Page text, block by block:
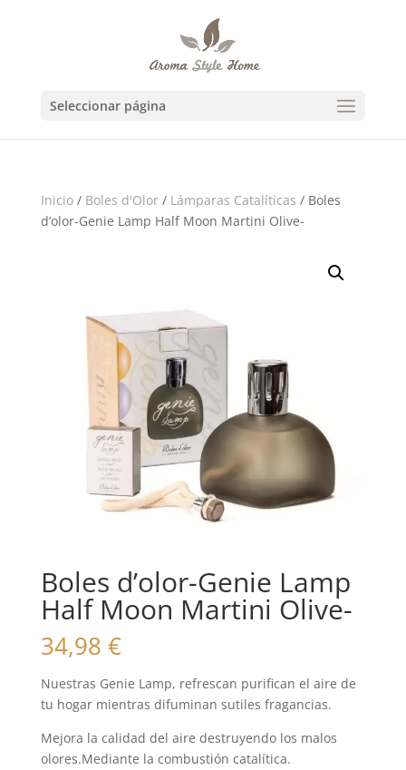
Seleccionar página
Inicio/ Boles d'Olor/ Lámparas Catalíticas / Boles
d’olor-Genie Lamp Half Moon Martini Olive-
Boles d’olor-Genie Lamp
Half Moon Martini Olive-
34,98 €
Nuestras Genie Lamp, refrescan purifican el aire de
tu hogar mientras difuminan sutiles fragancias.
Mejora la calidad del aire destruyendo los malos
olores.Mediante la combustión catalítica.